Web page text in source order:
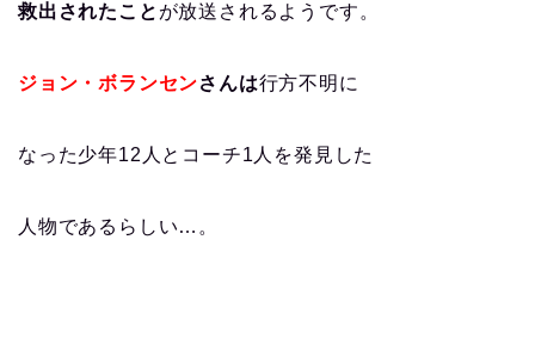
救出されたこと が放送されるようです。
ジョン・ボランセンさんは行方不明に
なった少年12​人とコーチ1人を発見した
人物であるらしい…。